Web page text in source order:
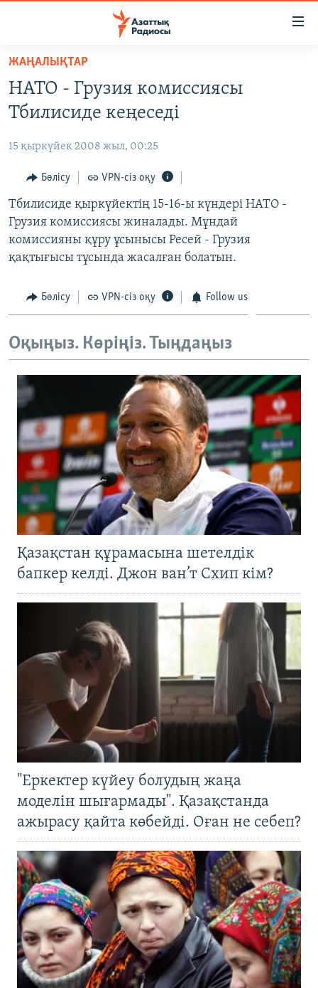
Skip
main
content
to
Navigation
Skip
to
Search
САЯСАТ
ҚАҢТАР ОҚИҒАСЫ
АДАМ ҚҰҚЫҚТАРЫ
ӘЛЕУМЕТ
ӘЛЕМ
АРНАЙЫ ЖОБАЛАР
Русский
Басқа тілдерде
ЖАҢАЛЫҚТАР
НАТО - Грузия комиссиясы
Тбилисиде кеңеседі
15 қыркүйек 2008 жыл, 00:25
Бөлісу VPN-сіз оқу
Тбилисиде қыркүйектің 15-16-ы күндері НАТО -
Грузия комиссиясы жиналады. Мұндай
комиссияны құру ұсынысы Ресей - Грузия
қақтығысы тұсында жасалған болатын.
Бөлісу VPN-сіз оқу Follow us
Оқыңыз. Көріңіз. Тыңдаңыз
Қазақстан құрамасына шетелдік
бапкер келді. Джон ван’т Схип кім?
"Еркектер күйеу болудың жаңа
моделін шығармады". Қазақстанда
ажырасу қайта көбейді. Оған не себеп?